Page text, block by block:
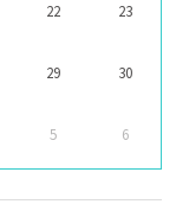
22 23
29 30
5 6